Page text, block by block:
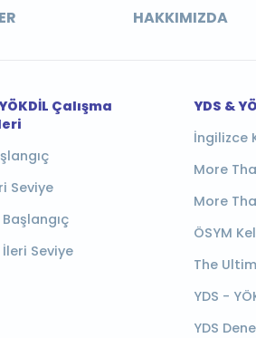
HAKKIMIZDA
Çalışma
Seviye
Başlangıç
İleri Seviye
YDS &
İngilizce
More
More
ÖSYM
The
YDS -
YDS